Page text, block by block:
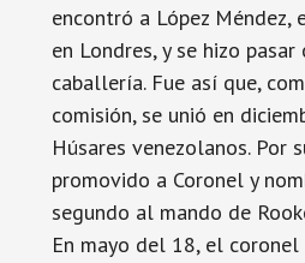
encontró a López
en Londres, y se hizo
caballería. Fue así que,
comisión, se unió en
Húsares venezolanos. Por
promovido a Coronel y
segundo al mando de
En mayo del 18, el